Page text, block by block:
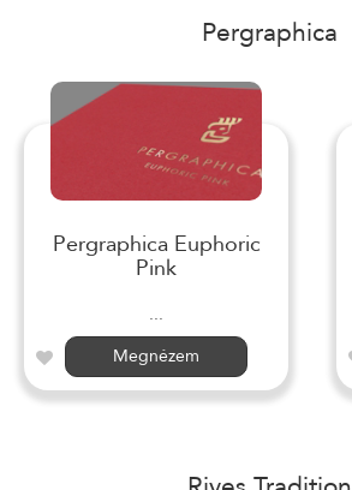
Pergraphica
Pergraphica Euphoric
Pink
...
Megnézem